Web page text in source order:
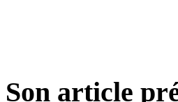
Son article